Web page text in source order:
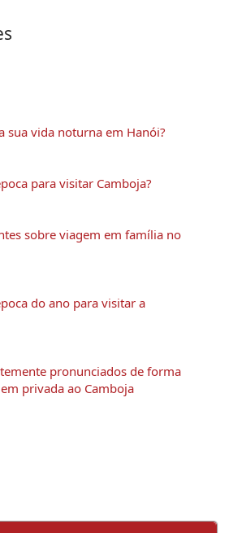
sua vida noturna em Hanói?
para visitar Camboja?
sobre viagem em família no
do ano para visitar a
pronunciados de forma
privada ao Camboja